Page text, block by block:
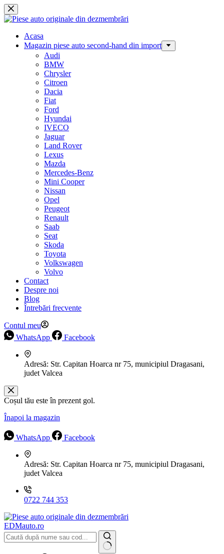
Sari
la
Acasa
Magazin piese auto second-hand din import
Audi
BMW
Chrysler
Citroen
Dacia
Fiat
Ford
Hyundai
IVECO
Jaguar
Land Rover
Lexus
Mazda
Mercedes-Benz
Mini Cooper
Nissan
Opel
Peugeot
Renault
Saab
Seat
Skoda
Toyota
Volkswagen
Volvo
Contact
Despre noi
Blog
Întrebări frecvente
Contul meu
WhatsApp
Facebook
Adresă: Str. Capitan Hoarca nr 75, municipiul Dragasani,
judet Valcea
Coșul tău este în prezent gol.
Înapoi la magazin
WhatsApp Facebook
Adresă: Str. Capitan Hoarca nr 75, municipiul Dragasani,
judet Valcea
0722 744 353
EDMauto.ro